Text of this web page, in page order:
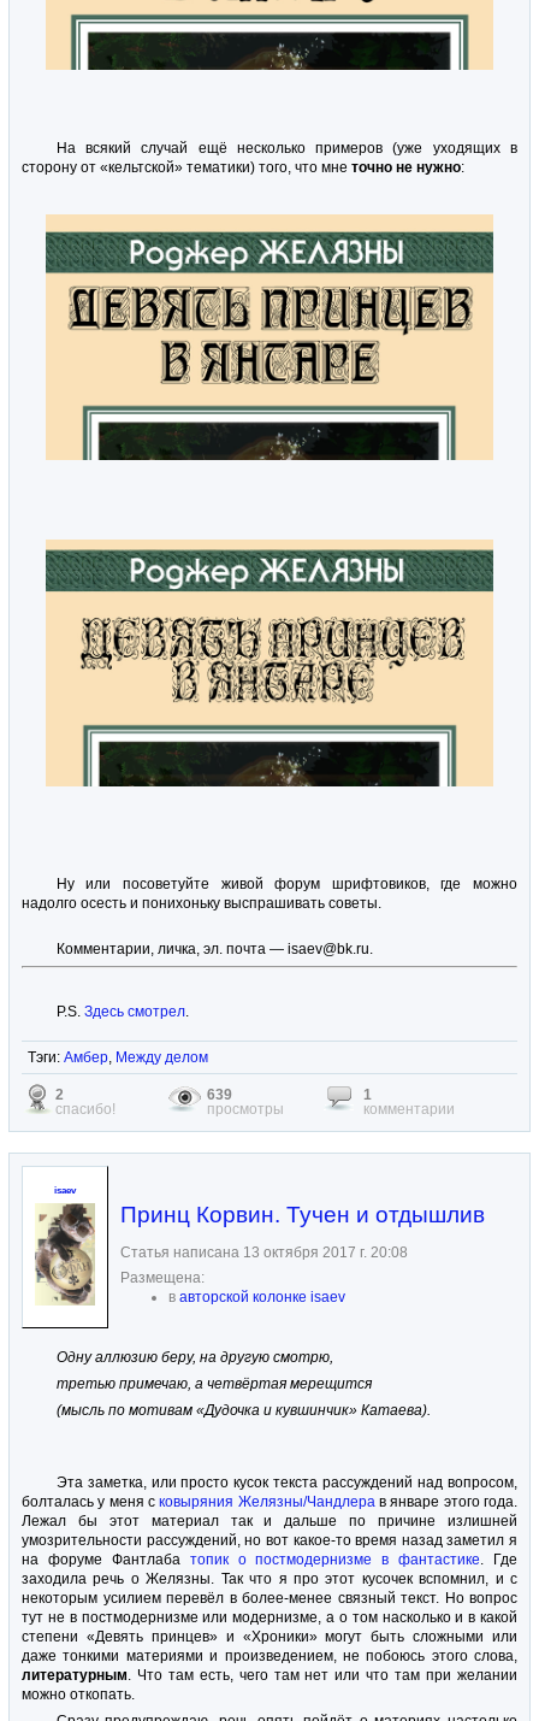
На всякий случай ещё несколько примеров (уже уходящих в
сторону от «кельтской» тематики) того, что мне точно не нужно:
Ну или посоветуйте живой форум шрифтовиков, где можно
надолго осесть и понихоньку выспрашивать советы.
Комментарии, личка, эл. почта — isaev@bk.ru.
P.S. Здесь смотрел.
Тэги: Амбер, Между делом
2
спасибо!
639
просмотры
1
комментарии
isaev
Принц Корвин. Тучен и отдышлив
Статья написана 13 октября 2017 г. 20:08
Размещена:
в авторской колонке isaev
Одну аллюзию беру, на другую смотрю,
третью примечаю, а четвёртая мерещится
(мысль по мотивам «Дудочка и кувшинчик» Катаева).
Эта заметка, или просто кусок текста рассуждений над вопросом,
болталась у меня сковыряния Желязны/Чандлерав январе этого года.
Лежал бы этот материал так и дальше по причине излишней
умозрительности рассуждений, но вот какое-то время назад заметил я
на форуме Фантлаба топик о постмодернизме в фантастике. Где
заходила речь о Желязны. Так что я про этот кусочек вспомнил, и с
некоторым усилием перевёл в более-менее связный текст. Но вопрос
тут не в постмодернизме или модернизме, а о том насколько и в какой
степени «Девять принцев» и «Хроники» могут быть сложными или
даже тонкими материями и произведением, не побоюсь этого слова,
литературным. Что там есть, чего там нет или что там при желании
можно откопать.